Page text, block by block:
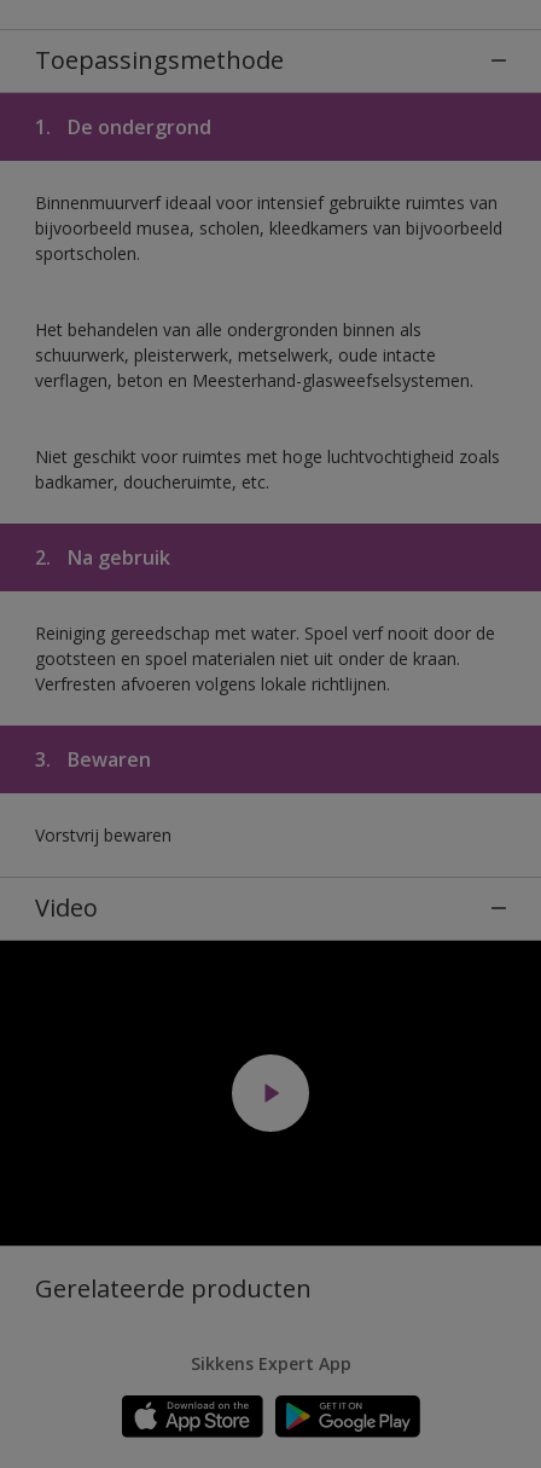
Toepassingsmethode
1. De ondergrond
Binnenmuurverf ideaal voor intensief gebruikte ruimtes van
bijvoorbeeld musea, scholen, kleedkamers van bijvoorbeeld
sportscholen.
Het behandelen van alle ondergronden binnen als
schuurwerk, pleisterwerk, metselwerk, oude intacte
verflagen, beton en Meesterhand-glasweefselsystemen.
Niet geschikt voor ruimtes met hoge luchtvochtigheid zoals
badkamer, doucheruimte, etc.
2. Na gebruik
Reiniging gereedschap met water. Spoel verf nooit door de
gootsteen en spoel materialen niet uit onder de kraan.
Verfresten afvoeren volgens lokale richtlijnen.
3. Bewaren
Vorstvrij bewaren
Video
Gerelateerde producten
Sikkens Expert App